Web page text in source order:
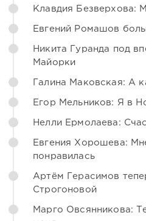
Клавдия Безверхова:
Евгений Ромашов
Никита Гуранда под
Майорки
Галина Маковская: А
Егор Мельников: Я в
Нелли Ермолаева:
Евгения Хорошева:
понравилась
Артём Герасимов
Строгоновой
Марго Овсянникова: